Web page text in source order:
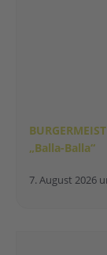
„Balla-Balla“
7. August 2026